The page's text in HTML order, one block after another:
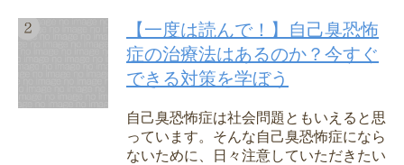
【一度は読んで！】自己臭恐怖
症の治療法はあるのか？今すぐ
できる対策を学ぼう
自己臭恐怖症は社会問題ともいえると思
っています。そんな自己臭恐怖症になら
ないために、日々注意していただきたい